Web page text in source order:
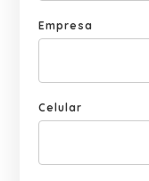
Empresa
Celular